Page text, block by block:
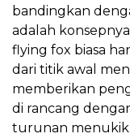
bandingkan
adalah
flying fox biasa
dari titik awal
memberikan
di rancang
turunan